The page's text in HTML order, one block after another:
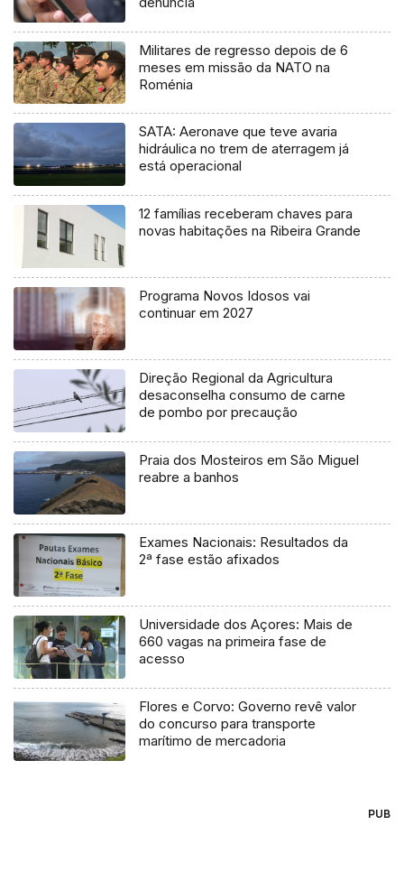
Militares de regresso depois de 6
meses em missão da NATO na
Roménia
SATA: Aeronave que teve avaria
hidráulica no trem de aterragem já
está operacional
12 famílias receberam chaves para
novas habitações na Ribeira Grande
Programa Novos Idosos vai
continuar em 2027
Direção Regional da Agricultura
desaconselha consumo de carne
de pombo por precaução
Praia dos Mosteiros em São Miguel
reabre a banhos
Exames Nacionais: Resultados da
2ª fase estão afixados
Universidade dos Açores: Mais de
660 vagas na primeira fase de
acesso
Flores e Corvo: Governo revê valor
do concurso para transporte
marítimo de mercadoria
PUB